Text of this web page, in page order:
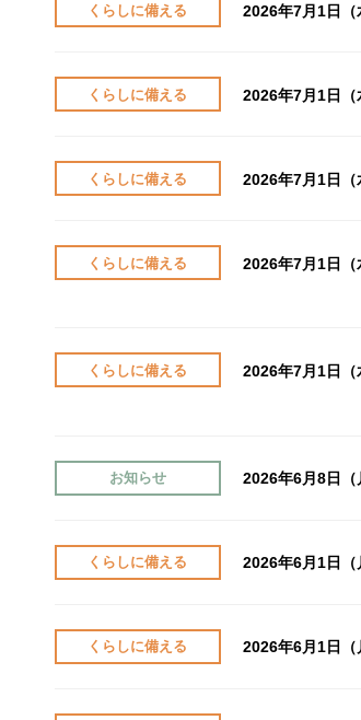
くらしに備える 2026年7月1日（
くらしに備える 2026年7月1日（
くらしに備える 2026年7月1日（
くらしに備える 2026年7月1日（
くらしに備える 2026年7月1日（
お知らせ 2026年6月8日（
くらしに備える 2026年6月1日（
くらしに備える 2026年6月1日（